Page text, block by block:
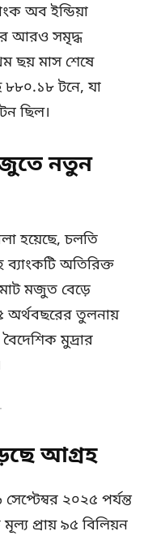
অব ইন্ডিয়া
আরও সমৃদ্ধ
ছয় মাস শেষে
৮৮০.১৮ টনে, যা
ছিল।
নতুন
হয়েছে, চলতি
ব্যাংকটি অতিরিক্ত
মজুত বেড়ে
অর্থবছরের তুলনায়
মুদ্রার
আগ্রহ
২০২৫ পর্যন্ত
প্রায় ৯৫ বিলিয়ন